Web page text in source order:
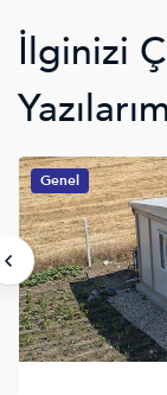
İlginizi
Genel